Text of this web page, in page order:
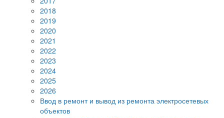
2018
2019
2020
2021
2022
2023
2024
2025
2026
Ввод в ремонт и вывод из ремонта электросетевых
объектов